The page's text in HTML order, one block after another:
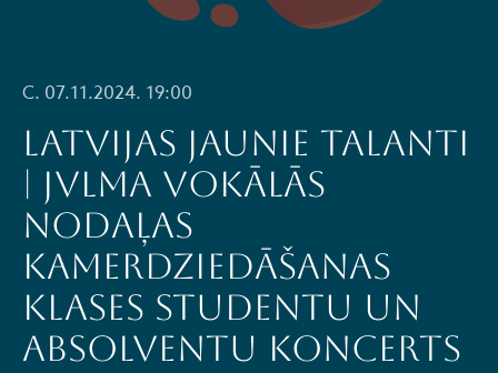
C. 07.11.2024. 19:00
LATVIJAS JAUNIE TALANTI
| JVLMA vokālās
nodaļas
Kamerdziedāšanas
klases studentu un
absolventu koncerts